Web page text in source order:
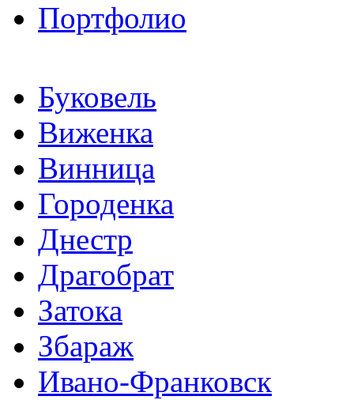
Портфолио
Буковель
Виженка
Винница
Городенка
Днестр
Драгобрат
Затока
Збараж
Ивано-Франковск